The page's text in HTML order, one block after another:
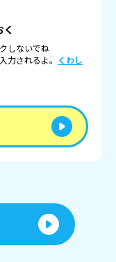
く
しないでね
されるよ。 くわし